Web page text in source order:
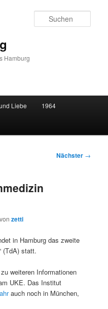
Hamburg
Liebe 1964
Nächster →
vonzetti
in Hamburg das zweite
(TdA) statt.
weiteren Informationen
UKE. Das Institut
auch noch in München,